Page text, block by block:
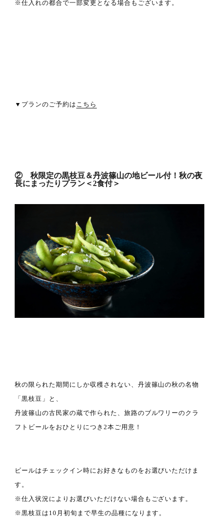
※仕入れの都合で一部変更となる場合もございます。
▼プランのご予約は こちら
② 秋限定の黒枝豆＆丹波篠山の地ビール付！秋の夜
長にまったりプラン＜2食付＞
秋の限られた期間にしか収穫されない、丹波篠山の秋の名物
「黒枝豆」と、
丹波篠山の古民家の蔵で作られた、旅路のブルワリーのクラ
フトビールをおひとりにつき2本ご用意！
ビールはチェックイン時にお好きなものをお選びいただけま
す。
※仕入状況によりお選びいただけない場合もございます。
※黒枝豆は10月初旬まで早生の品種になります。